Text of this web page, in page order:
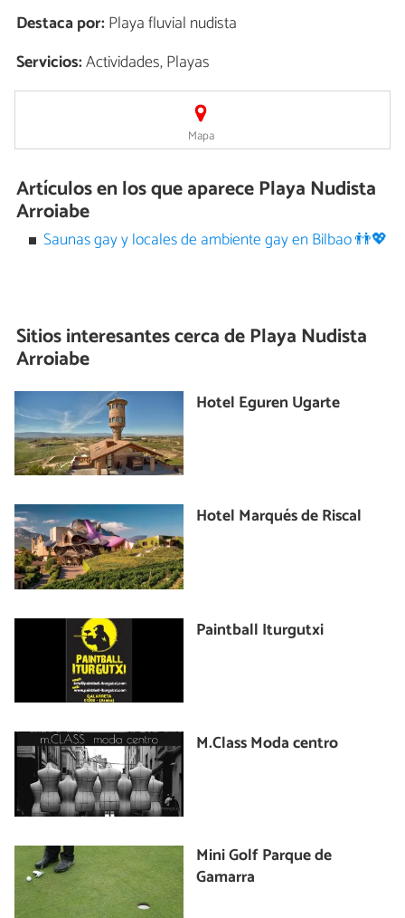
Destaca por:Playa fluvial nudista
Servicios:Actividades, Playas
Mapa
Artículos en los que aparece Playa Nudista
Arroiabe
Saunas gay y locales de ambiente gay en Bilbao 👬💖
Sitios interesantes cerca dePlaya Nudista
Arroiabe
Hotel Eguren Ugarte
Hotel Marqués de Riscal
Paintball Iturgutxi
M.Class Moda centro
Mini Golf Parque de
Gamarra